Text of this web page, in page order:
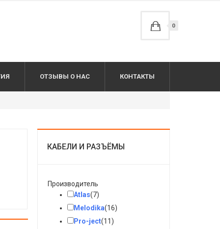
0
ОТЗЫВЫ О НАС КОНТАКТЫ
КАБЕЛИ И РАЗЪЁМЫ
Производитель
Atlas(7)
Melodika(16)
Pro-ject(11)